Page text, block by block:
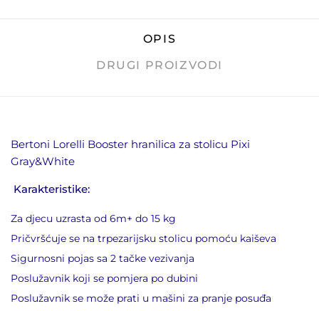
OPIS
DRUGI PROIZVODI
Bertoni Lorelli Booster hranilica za stolicu Pixi
Gray&White
Karakteristike:
Za djecu uzrasta od 6m+ do 15 kg
Pričvršćuje se na trpezarijsku stolicu pomoću kaiševa
Sigurnosni pojas sa 2 tačke vezivanja
Poslužavnik koji se pomjera po dubini
Poslužavnik se može prati u mašini za pranje posuđa